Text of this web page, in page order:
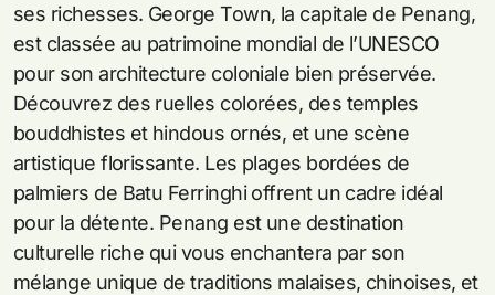
ses richesses. George Town, la capitale de Penang,
est classée au patrimoine mondial de l’UNESCO
pour son architecture coloniale bien préservée.
Découvrez des ruelles colorées, des temples
bouddhistes et hindous ornés, et une scène
artistique florissante. Les plages bordées de
palmiers de Batu Ferringhi offrent un cadre idéal
pour la détente. Penang est une destination
culturelle riche qui vous enchantera par son
mélange unique de traditions malaises, chinoises, et